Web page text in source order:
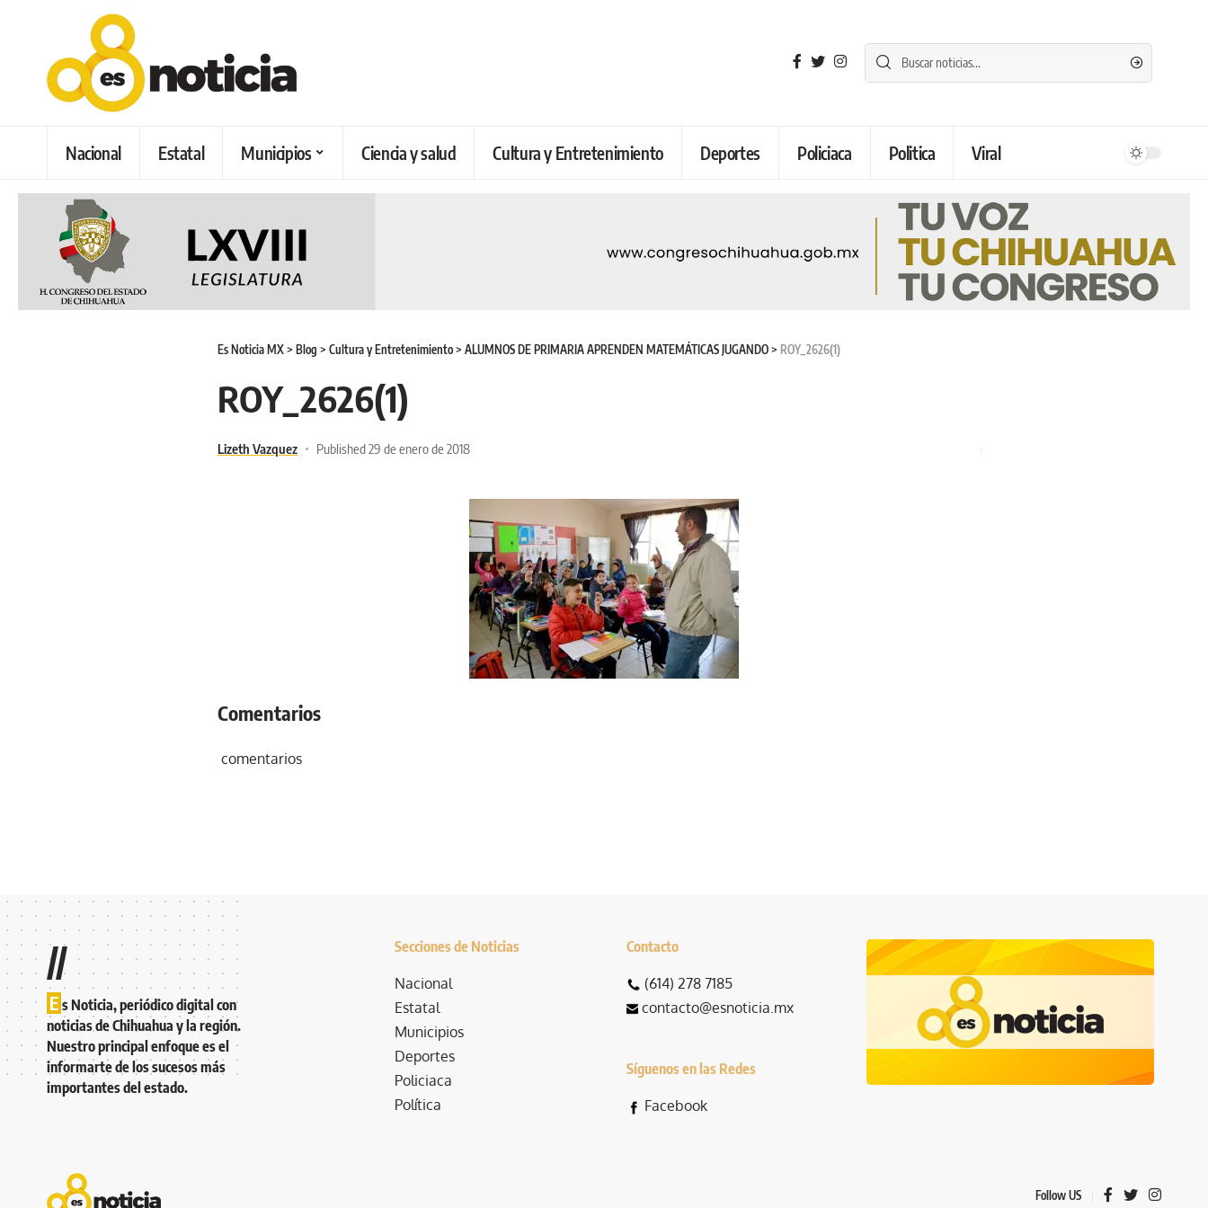
Nacional Estatal Municipios Ciencia y salud Cultura y Entretenimiento Deportes Policiaca Politica Viral
Es Noticia MX> Blog > Cultura y Entretenimiento> ALUMNOS DE PRIMARIA APRENDEN MATEMÁTICAS JUGANDO> ROY_2626(1)
ROY_2626(1)
Lizeth Vazquez Published 29 de enero de 2018
Comentarios
comentarios
//
E s Noticia, periódico digital con
noticias de Chihuahua y la región.
Nuestro principal enfoque es el
informarte de los sucesos más
importantes del estado.
Secciones de Noticias
Nacional
Estatal
Municipios
Deportes
Policiaca
Política
Contacto
(614) 278 7185
contacto@esnoticia.mx
Síguenos en las Redes
Facebook
Follow US